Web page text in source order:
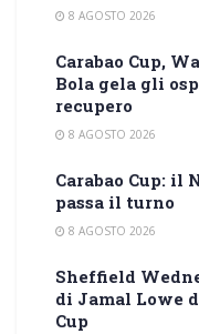
8 AGOSTO 2026
Carabao Cup,
Bola gela gli
recupero
8 AGOSTO 2026
Carabao Cup: il
passa il turno
8 AGOSTO 2026
Sheffield
di Jamal Lowe
Cup